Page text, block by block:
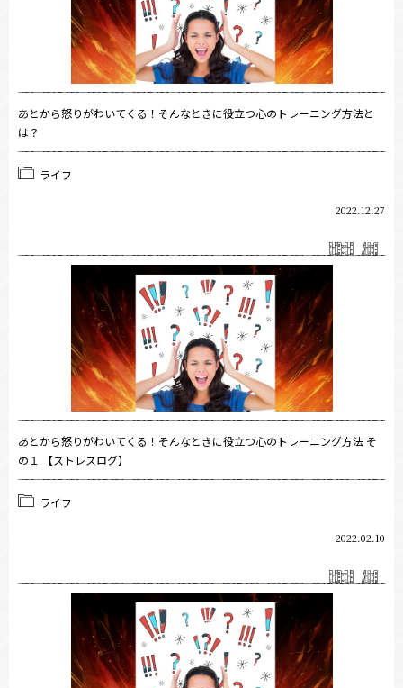
あとから怒りがわいてくる！そんなときに役立つ心のトレーニング方法と
は？
ライフ
2022.12.27
あとから怒りがわいてくる！そんなときに役立つ心のトレーニング方法 そ
の１ 【ストレスログ】
ライフ
2022.02.10